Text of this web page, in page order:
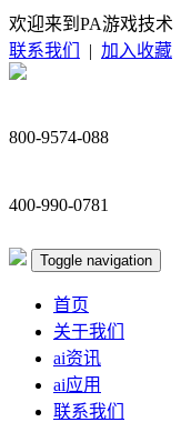
欢迎来到PA游戏技术
联系我们
| 加入收藏
800-9574-088
400-990-0781
Toggle navigation
首页
关于我们
ai资讯
ai应用
联系我们